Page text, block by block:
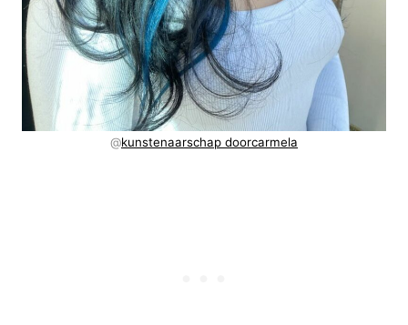
@kunstenaarschap doorcarmela